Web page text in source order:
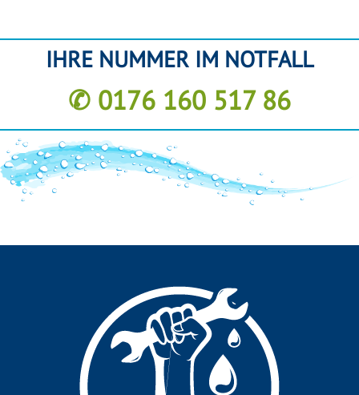
IHRE NUMMER IM NOTFALL
✆ 0176 160 517 86